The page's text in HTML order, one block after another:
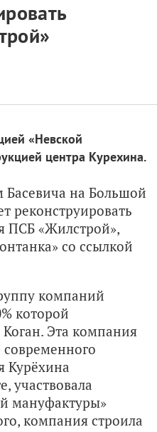
«Невской
центра Курехина.
на Большой
реконструировать
ПСБ «Жилстрой»,
со ссылкой
компаний
которой
Эта компания
Курёхина
участвовала
мануфактуры»
компания строила